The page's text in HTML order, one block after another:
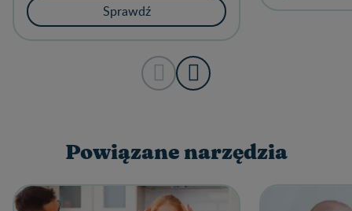
Sprawdź
Powiązane narzędzia